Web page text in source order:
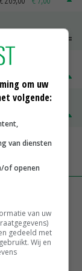
gaat
blijft
top
om uw
volgende:
van diensten
of openen
van uw
gedeeld met
Wij en